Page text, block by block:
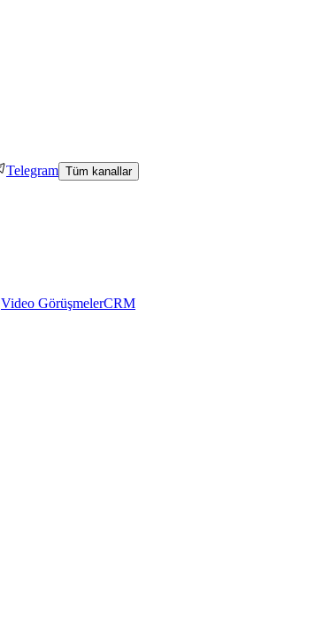
Telegram Tüm kanallar
Video GörüşmelerCRM